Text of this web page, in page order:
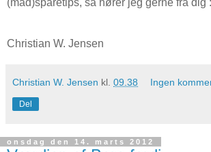
(mad)sparetips, så hører jeg gerne fra dig
Christian W. Jensen
Christian W. Jensen kl. 09.38 Ingen
Del
onsdag den 14. marts 2012